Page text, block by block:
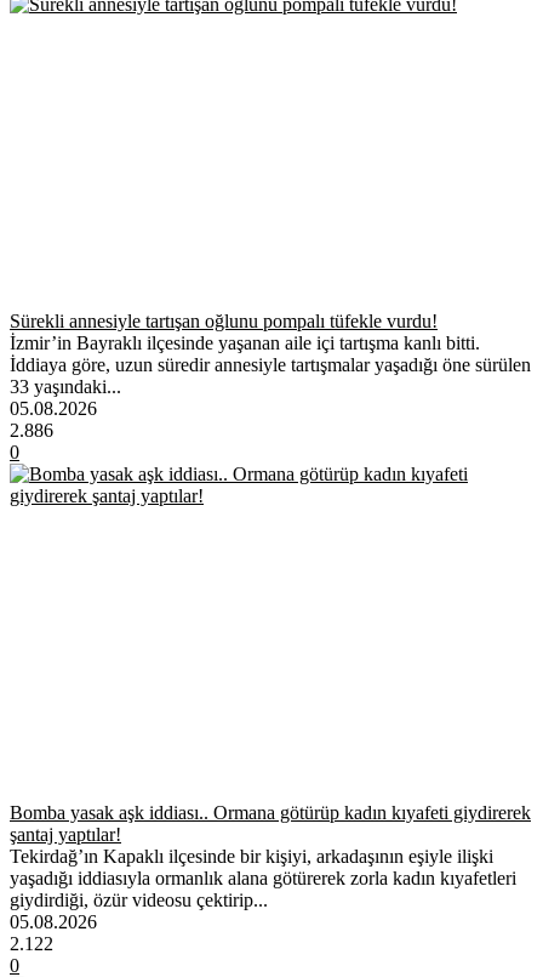
Sürekli annesiyle tartışan oğlunu pompalı tüfekle vurdu!
İzmir’in Bayraklı ilçesinde yaşanan aile içi tartışma kanlı bitti.
İddiaya göre, uzun süredir annesiyle tartışmalar yaşadığı öne sürülen
33 yaşındaki...
05.08.2026
2.886
0
Bomba yasak aşk iddiası.. Ormana götürüp kadın kıyafeti giydirerek
şantaj yaptılar!
Tekirdağ’ın Kapaklı ilçesinde bir kişiyi, arkadaşının eşiyle ilişki
yaşadığı iddiasıyla ormanlık alana götürerek zorla kadın kıyafetleri
giydirdiği, özür videosu çektirip...
05.08.2026
2.122
0